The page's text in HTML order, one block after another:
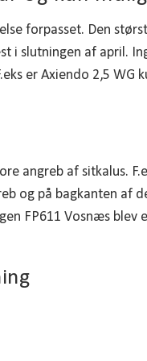
forpasset. Den
i slutningen af april.
er Axiendo 2,5
angreb af sitkalus.
og på bagkanten af
FP611 Vosnæs blev